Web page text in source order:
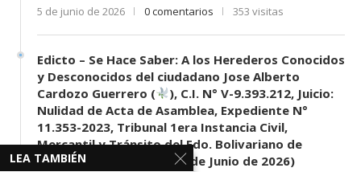
5 de junio de 2026 0 comentarios 353 visitas
Edicto – Se Hace Saber: A los Herederos Conocidos
y Desconocidos del ciudadano Jose Alberto
Cardozo Guerrero (
), C.I. N° V-9.393.212, Juicio:
Nulidad de Acta de Asamblea, Expediente N°
11.353-2023, Tribunal 1era Instancia Civil,
Mercantil y Tránsito del Edo. Bolivariano de
Mérida, sede El Vigía. (11 de Junio de 2026)
LEA TAMBIÉN